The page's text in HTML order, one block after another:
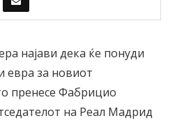
најави дека ќе понуди
евра за новиот
пренесе Фабрицио
на Реал Мадрид